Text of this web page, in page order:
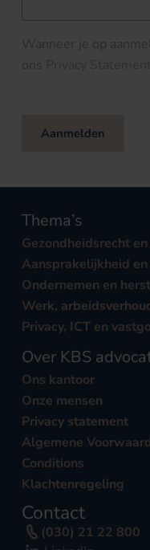
Wanneer je op
ons Privacy Statement
Aanmelden
Thema’s
Gezondheidsrecht
Aansprakelijkheid
Ondernemen en
Werk,
Privacy, ICT en
Over KBS
Ons kantoor
Onze mensen
Privacy statement
Algemene
Conditions
Klachtenregeling
Contact
(030) 21 22 800